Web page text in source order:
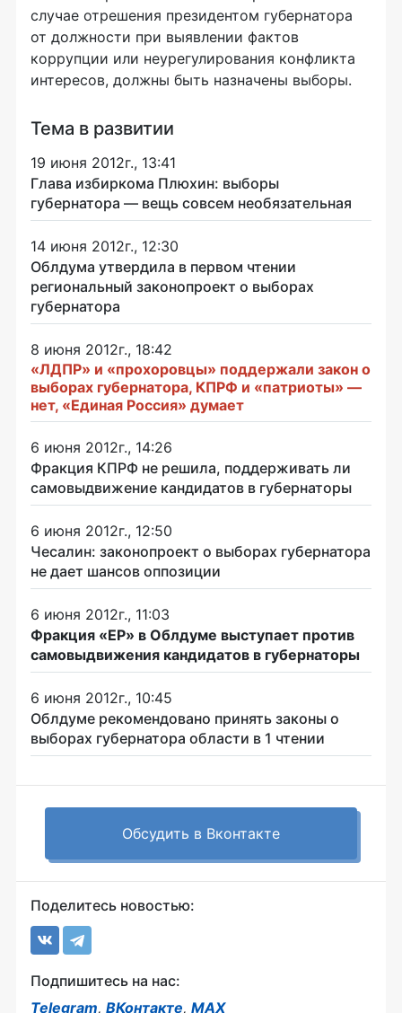
случае отрешения президентом губернатора
от должности при выявлении фактов
коррупции или неурегулирования конфликта
интересов, должны быть назначены выборы.
Тема в развитии
19 июня 2012г., 13:41
Глава избиркома Плюхин: выборы
губернатора — вещь совсем необязательная
14 июня 2012г., 12:30
Облдума утвердила в первом чтении
региональный законопроект о выборах
губернатора
8 июня 2012г., 18:42
«ЛДПР» и «прохоровцы» поддержали закон о
выборах губернатора, КПРФ и «патриоты» —
нет, «Единая Россия» думает
6 июня 2012г., 14:26
Фракция КПРФ не решила, поддерживать ли
самовыдвижение кандидатов в губернаторы
6 июня 2012г., 12:50
Чесалин: законопроект о выборах губернатора
не дает шансов оппозиции
6 июня 2012г., 11:03
Фракция «ЕР» в Облдуме выступает против
самовыдвижения кандидатов в губернаторы
6 июня 2012г., 10:45
Облдуме рекомендовано принять законы о
выборах губернатора области в 1 чтении
Обсудить в Вконтакте
Поделитесь новостью:
Подпишитесь на нас:
Telegram, ВКонтакте, MAX